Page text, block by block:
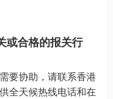
或合格的报关行
要协助，请联系香港
全天候热线电话和在